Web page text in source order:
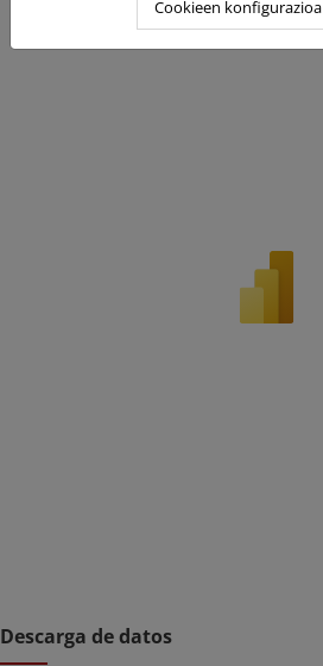
Descarga de datos
Cookieen konfigurazioa